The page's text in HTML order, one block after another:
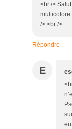
<br />
multicolore
/> <br />
Répondre
E